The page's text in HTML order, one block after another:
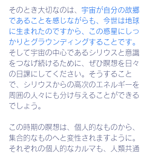
そのとき大切なのは、 宇宙が自分の故郷
であることを感じながらも、今世は地球
に生まれたのですから、この惑星にしっ
かりとグラウンディングすることです。
そして宇宙の中心であるシリウスと意識
をつなげ続けるために、ぜひ瞑想を日々
の日課にしてください。そうすること
で、シリウスからの高次のエネルギーを
周囲の人々にも分け与えることができる
でしょう。
この時期の瞑想は、個人的なものから、
集合的なものへと変性されますように。
それぞれの個人的なカルマも、人類共通